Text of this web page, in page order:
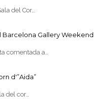
del Cor…
Barcelona Gallery Weekend
comentada a…
d'”Aida”
del cor…